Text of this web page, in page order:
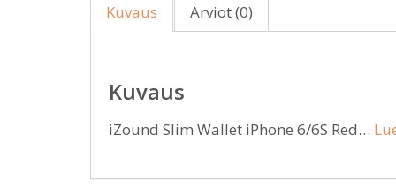
Kuvaus Arviot (0)
Kuvaus
iZound Slim Wallet iPhone 6/6S Red…